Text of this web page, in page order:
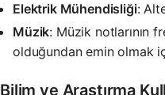
Elektrik Mühendisliği:
Müzik: Müzik notlarının
olduğundan emin olmak
Bilim ve Araştırma